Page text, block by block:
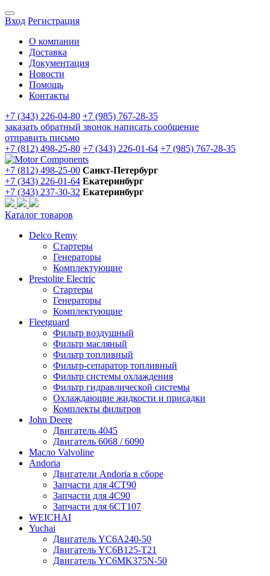
Вход Регистрация
О компании
Доставка
Документация
Новости
Помощь
Контакты
+7 (343) 226-04-80 +7 (985) 767-28-35
заказать обратный звонок написать сообщение
отправить письмо
+7 (812) 498-25-80 +7 (343) 226-01-64 +7 (985) 767-28-35
+7 (812) 498-25-00 Санкт-Петербург
+7 (343) 226-01-64 Екатеринбург
+7 (343) 237-30-32 Екатеринбург
Каталог товаров
Delco Remy
Стартеры
Генераторы
Комплектующие
Prestolite Electric
Стартеры
Генераторы
Комплектующие
Fleetguard
Фильтр воздушный
Фильтр масляный
Фильтр топливный
Фильтр-сепаратор топливный
Фильтр системы охлаждения
Фильтр гидравлической системы
Охлаждающие жидкости и присадки
Комплекты фильтров
John Deere
Двигатель 4045
Двигатель 6068 / 6090
Масло Valvoline
Andoria
Двигатели Andoria в сборе
Запчасти для 4CT90
Запчасти для 4С90
Запчасти для 6CT107
WEICHAI
Yuchai
Двигатель YC6A240-50
Двигатель YC6B125-T21
Двигатель YC6MK375N-50